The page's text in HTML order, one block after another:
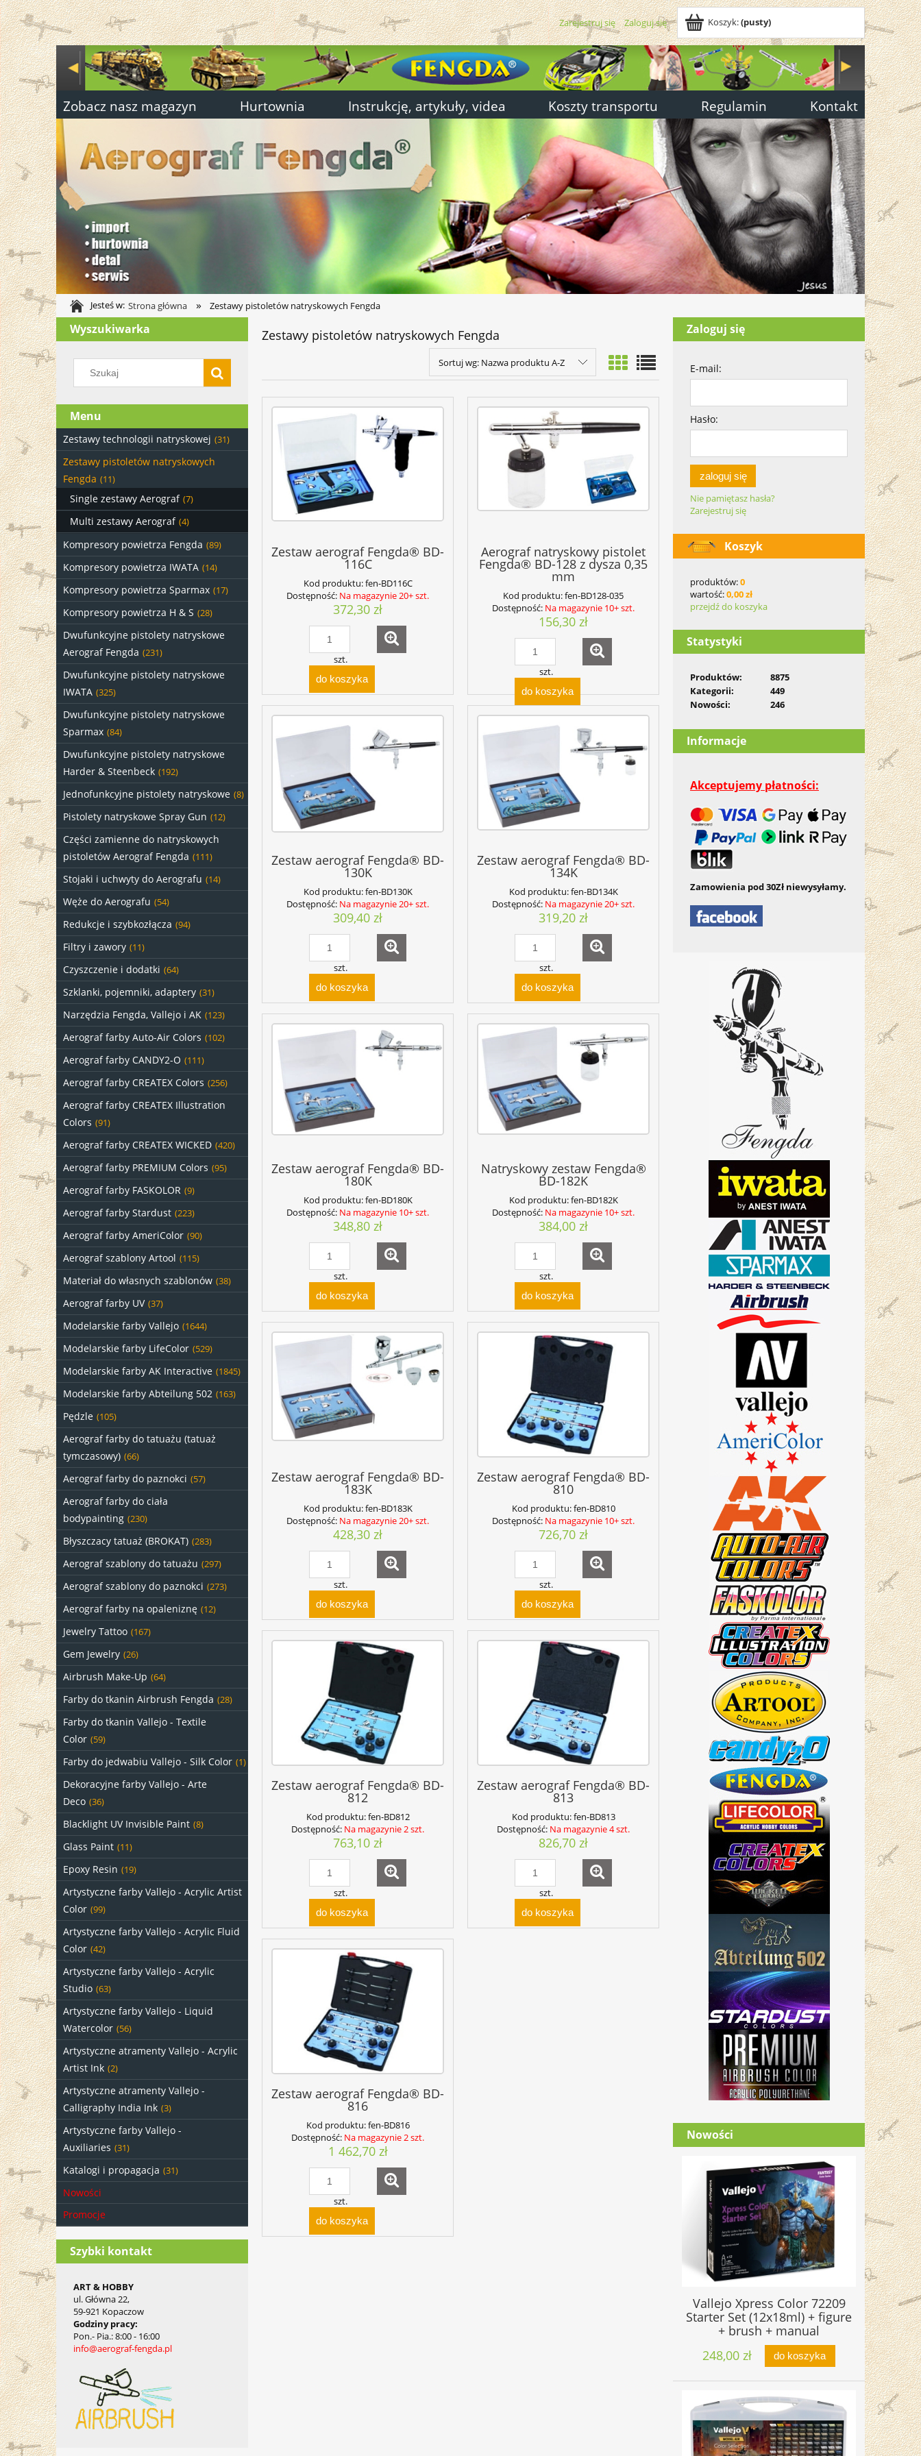
Koszyk:(pusty)
Zarejestruj się Zaloguj się
Zobacz nasz magazyn Hurtownia Instrukcję, artykuły, videa Koszty transportu Regulamin Kontakt
Jesteś w: Strona główna » Zestawy pistoletów natryskowych Fengda
Wyszukiwarka
Menu
Zestawy technologii natryskowej (31)
Zestawy pistoletów natryskowych
Fengda (11)
Single zestawy Aerograf (7)
Multi zestawy Aerograf (4)
Kompresory powietrza Fengda (89)
Kompresory powietrza IWATA (14)
Kompresory powietrza Sparmax (17)
Kompresory powietrza H & S (28)
Dwufunkcyjne pistolety natryskowe
Aerograf Fengda (231)
Dwufunkcyjne pistolety natryskowe
IWATA (325)
Dwufunkcyjne pistolety natryskowe
Sparmax (84)
Dwufunkcyjne pistolety natryskowe
Harder & Steenbeck (192)
Jednofunkcyjne pistolety natryskowe (8)
Pistolety natryskowe Spray Gun (12)
Części zamienne do natryskowych
pistoletów Aerograf Fengda (111)
Stojaki i uchwyty do Aerografu (14)
Węże do Aerografu (54)
Redukcje i szybkozłącza (94)
Filtry i zawory (11)
Czyszczenie i dodatki (64)
Szklanki, pojemniki, adaptery (31)
Narzędzia Fengda, Vallejo i AK (123)
Aerograf farby Auto-Air Colors (102)
Aerograf farby CANDY2-O (111)
Aerograf farby CREATEX Colors (256)
Aerograf farby CREATEX Illustration
Colors (91)
Aerograf farby CREATEX WICKED (420)
Aerograf farby PREMIUM Colors (95)
Aerograf farby FASKOLOR (9)
Aerograf farby Stardust (223)
Aerograf farby AmeriColor (90)
Aerograf szablony Artool (115)
Materiał do własnych szablonów (38)
Aerograf farby UV (37)
Modelarskie farby Vallejo (1644)
Modelarskie farby LifeColor (529)
Modelarskie farby AK Interactive (1845)
Modelarskie farby Abteilung 502 (163)
Pędzle (105)
Aerograf farby do tatuażu (tatuaż
tymczasowy) (66)
Aerograf farby do paznokci (57)
Aerograf farby do ciała
bodypainting (230)
Błyszczacy tatuaż (BROKAT) (283)
Aerograf szablony do tatuażu (297)
Aerograf szablony do paznokci (273)
Aerograf farby na opaleniznę (12)
Jewelry Tattoo (167)
Gem Jewelry (26)
Airbrush Make-Up (64)
Farby do tkanin Airbrush Fengda (28)
Farby do tkanin Vallejo - Textile
Color (59)
Farby do jedwabiu Vallejo - Silk Color (1)
Dekoracyjne farby Vallejo - Arte
Deco (36)
Blacklight UV Invisible Paint (8)
Glass Paint (11)
Epoxy Resin (19)
Artystyczne farby Vallejo - Acrylic Artist
Color (99)
Artystyczne farby Vallejo - Acrylic Fluid
Color (42)
Artystyczne farby Vallejo - Acrylic
Studio (63)
Artystyczne farby Vallejo - Liquid
Watercolor (56)
Artystyczne atramenty Vallejo - Acrylic
Artist Ink (2)
Artystyczne atramenty Vallejo -
Calligraphy India Ink (3)
Artystyczne farby Vallejo -
Auxiliaries (31)
Katalogi i propagacja (31)
Nowości
Promocje
Szybki kontakt
ART & HOBBY
ul. Główna 22,
59-921 Kopaczow
Godziny pracy:
Pon.- Pia.: 8:00 - 16:00
info@aerograf-fengda.pl
Zestawy pistoletów natryskowych Fengda
Sortuj wg: Nazwa produktu A-Z
Zestaw aerograf Fengda® BD-
116C
Kod produktu:fen-BD116C
Dostępność: Na magazynie 20+ szt.
372,30 zł
szt.
do koszyka
Aerograf natryskowy pistolet
Fengda® BD-128 z dysza 0,35
mm
Kod produktu:fen-BD128-035
Dostępność: Na magazynie 10+ szt.
156,30 zł
szt.
do koszyka
Zestaw aerograf Fengda® BD-
130K
Kod produktu:fen-BD130K
Dostępność: Na magazynie 20+ szt.
309,40 zł
szt.
do koszyka
Zestaw aerograf Fengda® BD-
134K
Kod produktu:fen-BD134K
Dostępność: Na magazynie 20+ szt.
319,20 zł
szt.
do koszyka
Zestaw aerograf Fengda® BD-
180K
Kod produktu:fen-BD180K
Dostępność: Na magazynie 10+ szt.
348,80 zł
szt.
do koszyka
Natryskowy zestaw Fengda®
BD-182K
Kod produktu:fen-BD182K
Dostępność: Na magazynie 10+ szt.
384,00 zł
szt.
do koszyka
Zestaw aerograf Fengda® BD-
183K
Kod produktu:fen-BD183K
Dostępność: Na magazynie 20+ szt.
428,30 zł
szt.
do koszyka
Zestaw aerograf Fengda® BD-
810
Kod produktu:fen-BD810
Dostępność: Na magazynie 10+ szt.
726,70 zł
szt.
do koszyka
Zestaw aerograf Fengda® BD-
812
Kod produktu:fen-BD812
Dostępność: Na magazynie 2 szt.
763,10 zł
szt.
do koszyka
Zestaw aerograf Fengda® BD-
813
Kod produktu:fen-BD813
Dostępność: Na magazynie 4 szt.
826,70 zł
szt.
do koszyka
Zestaw aerograf Fengda® BD-
816
Kod produktu:fen-BD816
Dostępność: Na magazynie 2 szt.
1 462,70 zł
szt.
do koszyka
Zaloguj się
E-mail:
Hasło:
zaloguj się
Nie pamiętasz hasła?
Zarejestruj się
Koszyk
produktów:0
wartość:0,00 zł
przejdź do koszyka
Statystyki
Produktów:
8875
Kategorii:
449
Nowości:
246
Informacje
Akceptujemy płatności:
Zamowienia pod 30Zł niewysyłamy.
Nowości
Vallejo Xpress Color 72209
Starter Set (12x18ml) + figure
+ brush + manual
248,00 zł
do koszyka